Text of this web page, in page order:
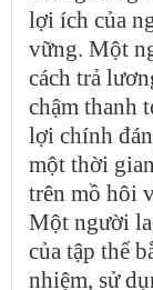
lợi ích của
vững. Một
cách trả
chậm thanh
lợi chính
một thời
trên mồ hôi
Một người
của tập thể
nhiệm, sử